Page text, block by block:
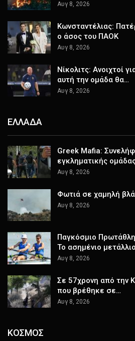
Αυγ 8, 2026
Κωνσταντέλιας:
ο άσος του ΠΑΟΚ
Αυγ 8, 2026
Νίκολιτς: Ανοιχτοί
αυτή την ομάδα θα…
Αυγ 8, 2026
ΕΛΛΑΔΑ
Greek Mafia:
εγκληματικής
Αυγ 8, 2026
Φωτιά σε χαμηλή
Αυγ 8, 2026
Παγκόσμιο
Το ασημένιο
Αυγ 8, 2026
Σε 57χρονη από την
που βρέθηκε σε…
Αυγ 8, 2026
ΚΟΣΜΟΣ